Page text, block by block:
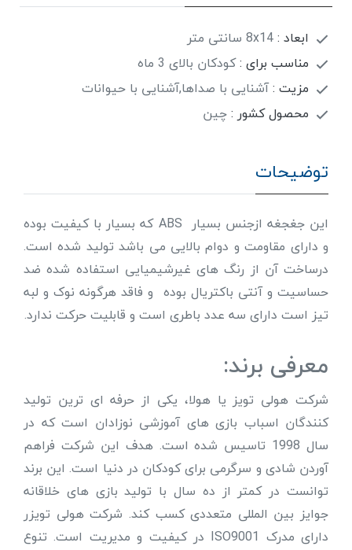
ابعاد : 8x14 سانتی متر
مناسب برای :کودکان بالای 3 ماه
مزیت :آشنایی با صداها,آشنایی با حیوانات
محصول کشور : چین
توضیحات
این جغجغه ازجنس بسیار ABS که بسیار با کیفیت بوده
و دارای مقاومت و دوام بالایی می باشد تولید شده است.
درساخت آن از رنگ های غیرشیمیایی استفاده شده ضد
حساسیت و آنتی باکتریال بوده و فاقد هرگونه نوک و لبه
تیز است دارای سه عدد باطری است و قابلیت حرکت ندارد.
معرفی برند:
شرکت هولی تویز یا هولا، یکی از حرفه ای ترین تولید
کنندگان اسباب بازی های آموزشی نوزادان است که در
سال 1998 تاسیس شده است. هدف این شرکت فراهم
آوردن شادی و سرگرمی برای کودکان در دنیا است. این برند
توانست در کمتر از ده سال با تولید بازی های خلاقانه
جوایز بین المللی متعددی کسب کند. شرکت هولی تویزر
دارای مدرک ISO9001 در کیفیت و مدیریت است. تنوع